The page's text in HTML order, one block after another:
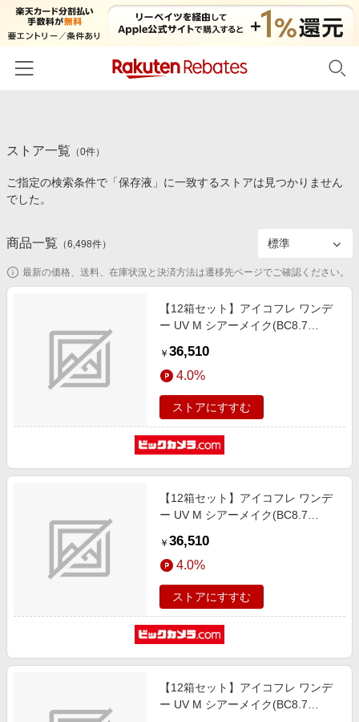
カテゴリー一覧
百貨店・総合ECモール
食品・スイーツ・お酒
コスメ・健康・医薬品
家電・PC・スマホ・カメラ
スポーツ・アウトドア・ゴルフ
旅行・レジャー・ホテル予約
金融・マネー・保険
デジタルコンテンツ
ビジネス・その他サービス
イベント一覧
初回購入者限定特典
対象ストア新規限定特典
楽天ペイ導入ストア
楽天サービス特集
わくわく夏特集
とことん買い物チャレンジ
Samsung ボーナスキャンペーン
週末の高還元 夏の長期版
ストア一覧 （0件）
ご指定の検索条件で「保存液」に一致するストアは見つかりません
でした。
商品一覧 （6,498件）
最新の価格、送料、在庫状況と決済方法は遷移先ページでご確認ください。
【12箱セット】アイコフレ ワンデ
ー UV M シアーメイク(BC8.7
￥ 36,510
4.0%
ストアにすすむ
【12箱セット】アイコフレ ワンデ
ー UV M シアーメイク(BC8.7
￥ 36,510
4.0%
ストアにすすむ
【12箱セット】アイコフレ ワンデ
ー UV M シアーメイク(BC8.7